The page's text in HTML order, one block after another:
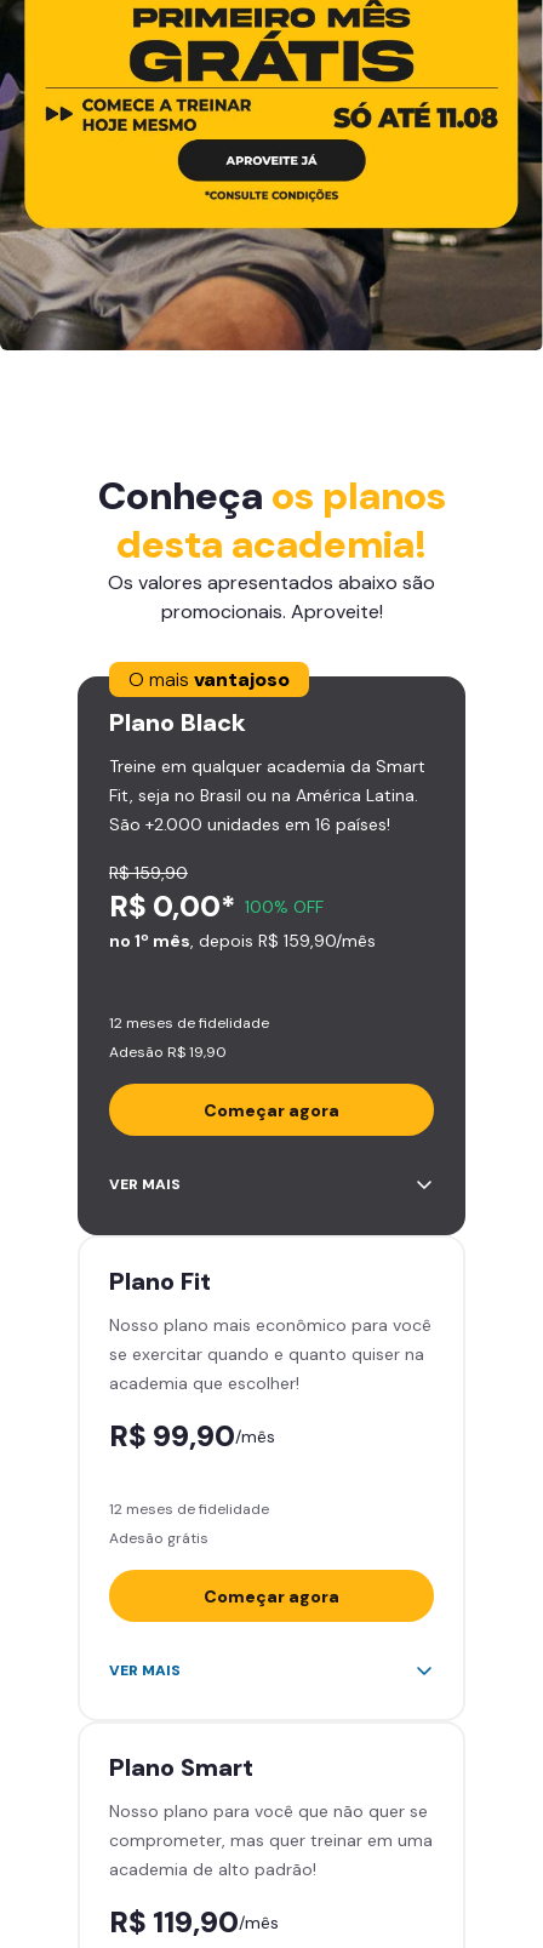
Conheça os planos
desta academia!
Os valores apresentados abaixo são
promocionais. Aproveite!
O mais vantajoso
Plano Black
Treine em qualquer academia da Smart
Fit, seja no Brasil ou na América Latina.
São +2.000 unidades em 16 países!
R$ 159,90
R$ 0,00* 100% OFF
no 1º mês, depois R$ 159,90/mês
12 meses de fidelidade
Adesão R$ 19,90
Começar agora
Acesso ilimitado a +2.000
Leve 5 amigos por mês para
Cadeira de massagem
Área de musculação e aeróbicos
Smart Fit App
VER MAIS
Plano Fit
Nosso plano mais econômico para você
se exercitar quando e quanto quiser na
academia que escolher!
R$ 99,90/mês
12 meses de fidelidade
Adesão grátis
Começar agora
Acesso ilimitado a +2.000
Cadeira de massagem
Área de musculação e aeróbicos
Smart Fit App
VER MAIS
Plano Smart
Nosso plano para você que não quer se
comprometer, mas quer treinar em uma
academia de alto padrão!
R$ 119,90/mês